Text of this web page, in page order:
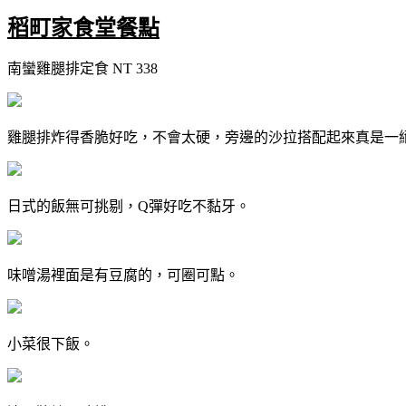
稻町家食堂餐點
南蠻雞腿排定食 NT 338
雞腿排炸得香脆好吃，不會太硬，旁邊的沙拉搭配起來真是一
日式的飯無可挑剔，Q彈好吃不黏牙。
味噌湯裡面是有豆腐的，可圈可點。
小菜很下飯。